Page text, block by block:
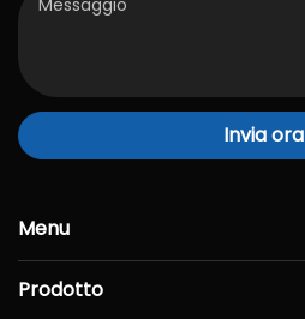
Invia ora
Menu
Prodotto